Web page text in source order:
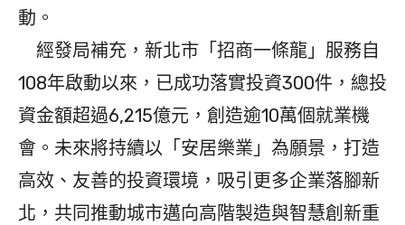
動。
經發局補充，新北市「招商一條龍」服務自
108年啟動以來，已成功落實投資300件，總投
資金額超過6,215億元，創造逾10萬個就業機
會。未來將持續以「安居樂業」為願景，打造
高效、友善的投資環境，吸引更多企業落腳新
北，共同推動城市邁向高階製造與智慧創新重